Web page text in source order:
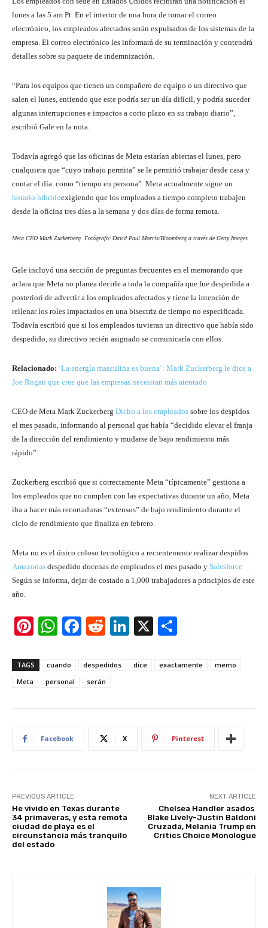
lunes a las 5 am Pt. En el interior de una hora de tomar el correo
electrónico, los empleados afectados serán expulsados ​​de los sistemas de la
empresa. El correo electrónico les informará de su terminación y contendrá
detalles sobre su paquete de indemnización.
“Para los equipos que tienen un compañero de equipo o un directivo que
salen el lunes, entiendo que este podría ser un día difícil, y podría suceder
algunas interrupciones e impactos a corto plazo en su trabajo diario”,
escribió Gale en la nota.
Todavía agregó que las oficinas de Meta estarían abiertas el lunes, pero
cualquiera que “cuyo trabajo permita” se le permitió trabajar desde casa y
contar el día. como “tiempo en persona”. Meta actualmente sigue un
horario híbridoexigiendo que los empleados a tiempo completo trabajen
desde la oficina tres días a la semana y dos días de forma remota.
Meta CEO Mark Zuckerberg. Fotógrafo: David Paul Morris/Bloomberg a través de Getty Images
Gale incluyó una sección de preguntas frecuentes en el memorando que
aclara que Meta no planea decirle a toda la compañía que fue despedida a
posteriori de advertir a los empleados afectados y tiene la intención de
rellenar los roles impactados en una bisectriz de tiempo no especificada.
Todavía escribió que si los empleados tuvieran un directivo que había sido
despedido, su directivo recién asignado se comunicaría con ellos.
Relacionado: ‘La energía masculina es buena’: Mark Zuckerberg le dice a
Joe Rogan que cree que las empresas necesitan más atentado
CEO de Meta Mark Zuckerberg Dicho a los empleados sobre los despidos
el mes pasado, informando al personal que había “decidido elevar el franja
de la dirección del rendimiento y mudarse de bajo rendimiento más
rápido”.
Zuckerberg escribió que si correctamente Meta “típicamente” gestiona a
los empleados que no cumplen con las expectativas durante un año, Meta
iba a hacer más recortaduras “extensos” de bajo rendimiento durante el
ciclo de rendimiento que finaliza en febrero.
Meta no es el único coloso tecnológico a recientemente realizar despidos.
Amazonas despedido docenas de empleados el mes pasado y Salesforce
Según se informa, dejar de costado a 1,000 trabajadores a principios de este
año.
Pi
er
W
at
s
p
F
c
e
R
d
Li
k
X
ar
TAGS cuando despedidos dice exactamente
memo
Meta
personal serán
Facebook X Pinterest
PREVIOUS ARTICLE
He vivido en Texas durante
34 primaveras, y esta remota
ciudad de playa es el
circunstancia más tranquilo
del estado
NEXT ARTICLE
Chelsea Handler asados ​​
Blake Lively-Justin Baldoni
Cruzada, Melania Trump en
Critics Choice Monologue